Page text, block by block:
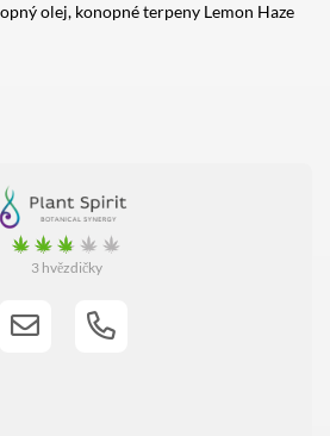
olej, konopné terpeny Lemon Haze
3 hvězdičky